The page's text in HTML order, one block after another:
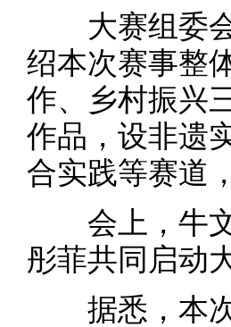
大赛组委会
绍本次赛事整
作、乡村振兴
作品，设非遗
合实践等赛道
会上，牛文
彤菲共同启动
据悉，本次